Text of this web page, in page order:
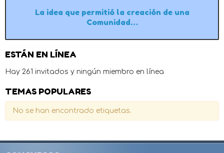
La idea que permitió la creación de una
Comunidad…
ESTÁN EN LÍNEA
Hay 261 invitados y ningún miembro en línea
TEMAS POPULARES
No se han encontrado etiquetas.